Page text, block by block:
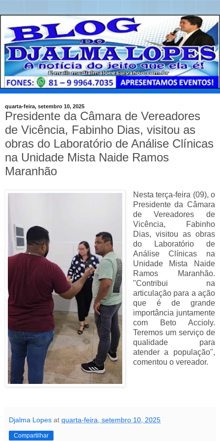
quarta-feira, setembro 10, 2025
Presidente da Câmara de Vereadores
de Vicência, Fabinho Dias, visitou as
obras do Laboratório de Análise Clínicas
na Unidade Mista Naide Ramos
Maranhão
Nesta terça-feira (09), o
Presidente da Câmara
de Vereadores de
Vicência, Fabinho
Dias, visitou as obras
do Laboratório de
Análise Clínicas na
Unidade Mista Naide
Ramos Maranhão.
"Contribui na
articulação para a ação
que é de grande
importância juntamente
com Beto Accioly.
Teremos um serviço de
qualidade para
atender a população",
comentou o vereador.
Djalma Lopes at quarta-feira, setembro 10, 2025
Compartilhar